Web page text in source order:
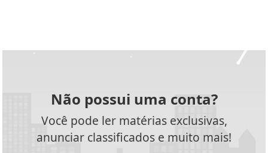
Não possui uma conta?
Você pode ler matérias exclusivas,
anunciar classificados e muito mais!